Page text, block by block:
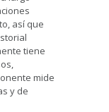
así que
tiene
mide
y de